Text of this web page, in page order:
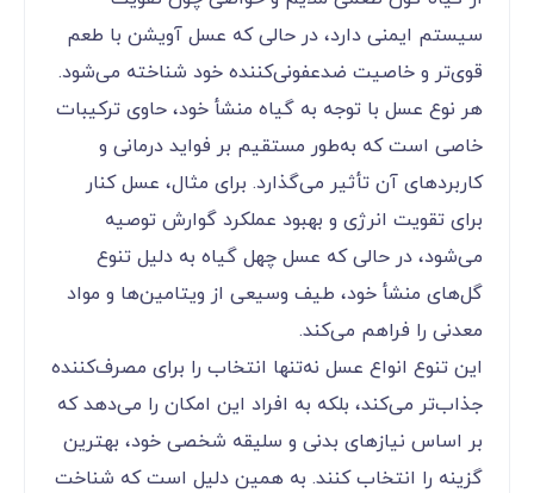
سیستم ایمنی دارد، در حالی که عسل آویشن با طعم
قوی‌تر و خاصیت ضدعفونی‌کننده خود شناخته می‌شود.
هر نوع عسل با توجه به گیاه منشأ خود، حاوی ترکیبات
خاصی است که به‌طور مستقیم بر فواید درمانی و
کاربردهای آن تأثیر می‌گذارد. برای مثال، عسل کنار
برای تقویت انرژی و بهبود عملکرد گوارش توصیه
می‌شود، در حالی که عسل چهل گیاه به دلیل تنوع
گل‌های منشأ خود، طیف وسیعی از ویتامین‌ها و مواد
معدنی را فراهم می‌کند.
این تنوع انواع عسل نه‌تنها انتخاب را برای مصرف‌کننده
جذاب‌تر می‌کند، بلکه به افراد این امکان را می‌دهد که
بر اساس نیازهای بدنی و سلیقه شخصی خود، بهترین
گزینه را انتخاب کنند. به همین دلیل است که شناخت